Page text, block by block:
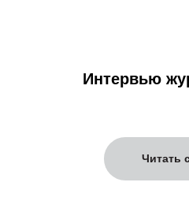
Читать
Интервью